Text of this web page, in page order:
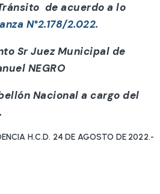
de acuerdo a lo
N°2.178/2.022.
Sr Juez Municipal de
NEGRO
Nacional a cargo del
H.C.D. 24 DE AGOSTO DE 2022.-